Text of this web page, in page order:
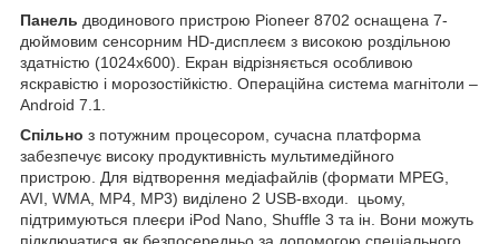
Панель дводинового пристрою Pioneer 8702 оснащена 7-
дюймовим сенсорним HD-дисплеєм з високою роздільною
здатністю (1024х600). Екран відрізняється особливою
яскравістю і морозостійкістю. Операційна система магнітоли –
Android 7.1.
Спільно з потужним процесором, сучасна платформа
забезпечує високу продуктивність мультимедійного
пристрою. Для відтворення медіафайлів (формати MPEG,
AVI, WMA, MP4, MP3) виділено 2 USB-входи. цьому,
підтримуються плеєри iPod Nano, Shuffle 3 та ін. Вони можуть
підключатися як безпосередньо за допомогою спеціального